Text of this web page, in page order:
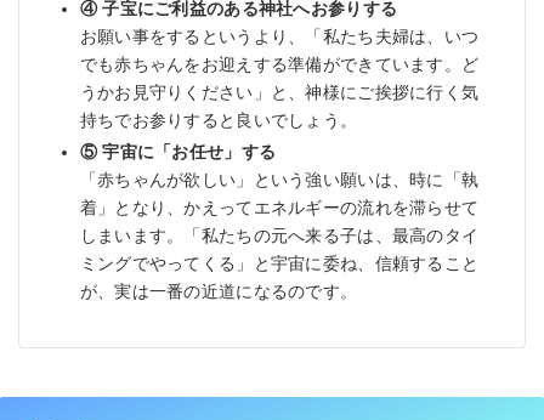
④ 子宝にご利益のある神社へお参りする
お願い事をするというより、「私たち夫婦は、いつ
でも赤ちゃんをお迎えする準備ができています。ど
うかお見守りください」と、神様にご挨拶に行く気
持ちでお参りすると良いでしょう。
⑤ 宇宙に「お任せ」する
「赤ちゃんが欲しい」という強い願いは、時に「執
着」となり、かえってエネルギーの流れを滞らせて
しまいます。「私たちの元へ来る子は、最高のタイ
ミングでやってくる」と宇宙に委ね、信頼すること
が、実は一番の近道になるのです。